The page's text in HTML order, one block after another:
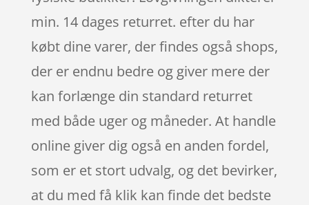
min. 14 dages returret. efter du har
købt dine varer, der findes også shops,
der er endnu bedre og giver mere der
kan forlænge din standard returret
med både uger og måneder. At handle
online giver dig også en anden fordel,
som er et stort udvalg, og det bevirker,
at du med få klik kan finde det bedste